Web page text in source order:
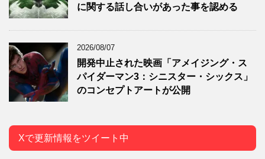
に関する話し合いがあった事を認める
2026/08/07
開発中止された映画「アメイジング・ス
パイダーマン3：シニスター・シックス」
のコンセプトアートが公開
Xで更新情報をツイート中